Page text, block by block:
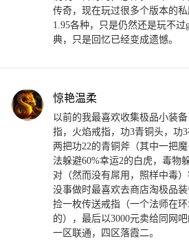
传奇，现在玩过很多个版本的私
1.95各种，只是仍然还是玩不过
典，只是回忆已经变成遗憾。
惊艳温柔
以前的我最喜欢收集极品小装
指，火焰戒指，功3青铜头，功
两把功22的青铜斧（其中一把
法躲避60%幸运2的白虎，毒物
对（然而没有屌用，照样中毒
没事做时最喜欢去商店淘极品
捡一枚传送戒指（一个法师在
的），最后以3000元卖给同网
一区联通，四区落霞二。